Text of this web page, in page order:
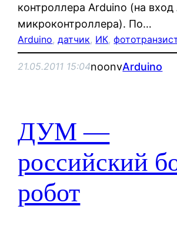
контроллера Arduino (на
микроконтроллера). По…
Arduino, датчик, ИК,
21.05.2011 15:04noonvArduino
ДУМ —
российский
робот